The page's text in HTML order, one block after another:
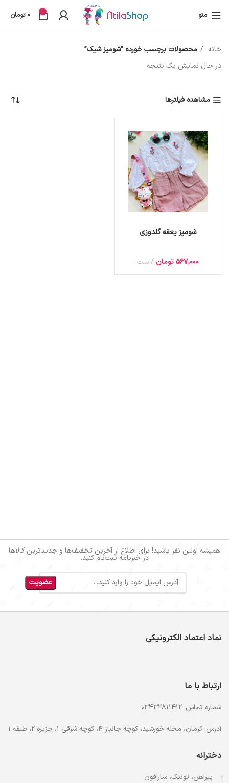
منو 0
0 تومان
خانه
محصولات برچسب خورده “شومیز شیک”
در حال نمایش یک نتیجه
مشاهده فیلترها
شومیز یعقه گلدوزی
567,000 تومان ست
همیشه اولین نفر باشید! برای اطلاع از آخرین تخفیف‌ها و جدیدترین کالاها
در خبرنامه ثبت‌نام کنید.
نماد اعتماد الکترونیکی
ارتباط با ما
شماره تماس: 03432811412
آدرس: کرمان، محله خورشید، کوچه جانباز 4، کوچه شرقی 1، جزیره 2، طبقه 1
دخترانه
پیراهن، تونیک، سارافون